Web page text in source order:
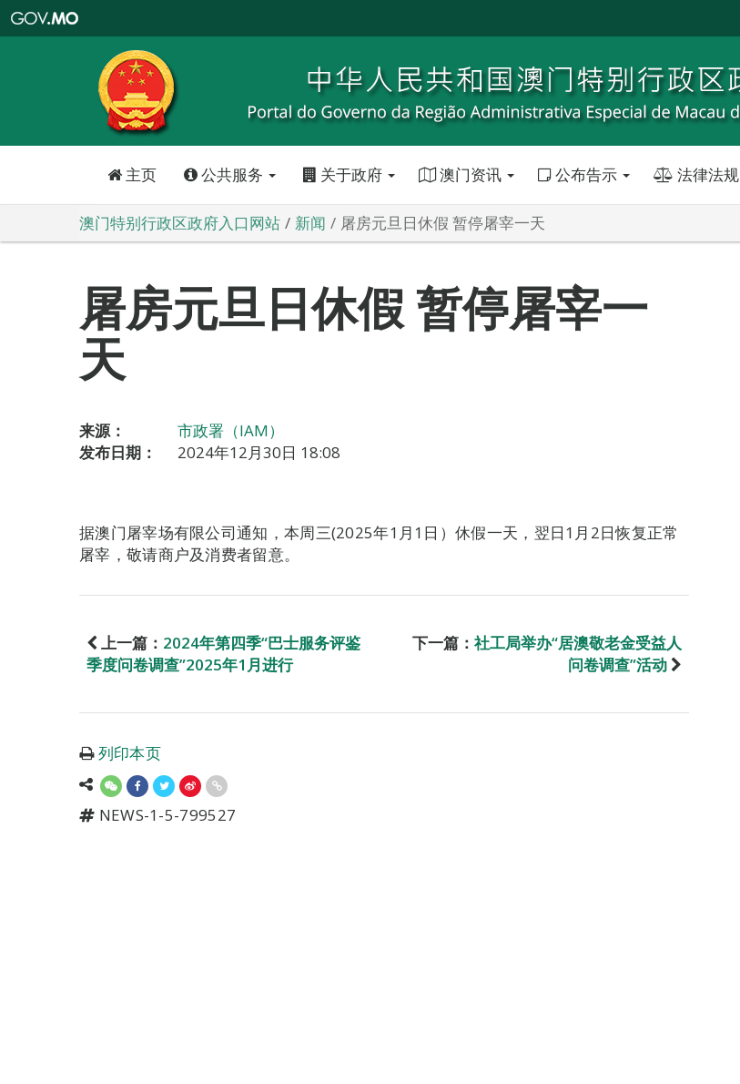
特
政
区
政
口
主页 公共服务 关于政府 澳门资讯 公布告示 法律法规
澳门特别行政区政府入口网站 新闻 屠房元旦日休假 暂停屠宰一天
屠房元旦日休假 暂停屠宰一
天
来源：
市政署（IAM）
发布日期：
2024年12月30日 18:08
据澳门屠宰场有限公司通知，本周三(2025年1月1日）休假一天，翌日1月2日恢复正常
屠宰，敬请商户及消费者留意。
上一篇： 2024年第四季“巴士服务评鉴
季度问卷调查”2025年1月进行
下一篇： 社工局举办“居澳敬老金受益人
问卷调查”活动
列印本页
NEWS-1-5-799527